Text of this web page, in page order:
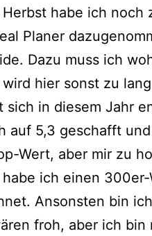
habe ich noch
Planer
Dazu muss ich
hier sonst zu
in diesem Jahr
auf 5,3 geschafft
Wert, aber mir zu
ich einen
Ansonsten bin
froh, aber ich bin